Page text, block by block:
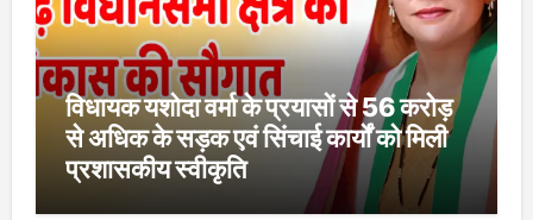
विधायक यशोदा वर्मा के प्रयासों से 56 करोड़
से अधिक के सड़क एवं सिंचाई कार्यों को मिली
प्रशासकीय स्वीकृति